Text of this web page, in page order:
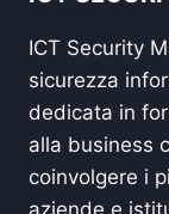
ICT Security
sicurezza
dedicata in
alla business
coinvolgere i